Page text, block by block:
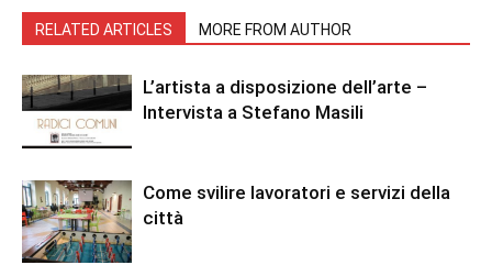
RELATED ARTICLES MORE FROM AUTHOR
L’artista a disposizione dell’arte –
Intervista a Stefano Masili
Come svilire lavoratori e servizi della
città